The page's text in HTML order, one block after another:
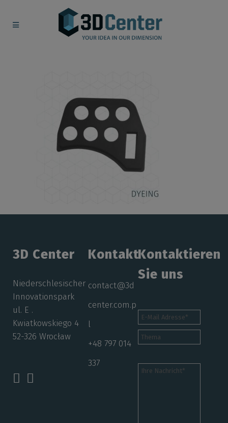
3D Center
Niederschlesischer
Innovationspark
ul. E .
Kwiatkowskiego 4
52-326 Wrocław
Kontakt
contact@3d
center.com.p
l
+48 797 014
337
Kontaktieren
Sie uns